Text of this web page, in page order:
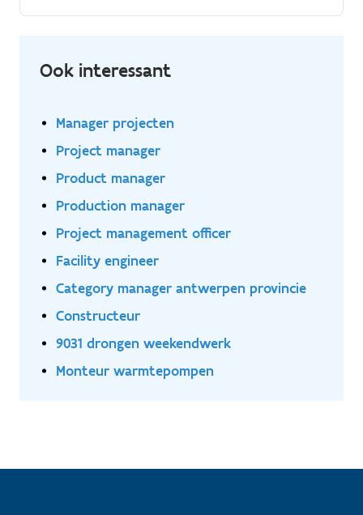
Ook interessant
Manager projecten
Project manager
Product manager
Production manager
Project management officer
Facility engineer
Category manager antwerpen provincie
Constructeur
9031 drongen weekendwerk
Monteur warmtepompen